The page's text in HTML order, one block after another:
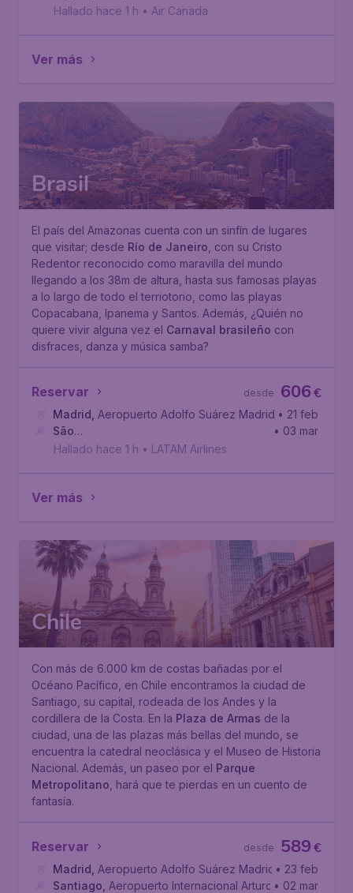
Hallado hace 1 h • Air Canada
Ver más
Brasil
El país del Amazonas cuenta con un sinfín de lugares
que visitar; desde Río de Janeiro , con su Cristo
Redentor reconocido como maravilla del mundo
llegando a los 38m de altura, hasta sus famosas playas
a lo largo de todo el terriotorio, como las playas
Copacabana, Ipanema y Santos. Además, ¿Quién no
quiere vivir alguna vez el Carnaval brasileño con
disfraces, danza y música samba?
Reservar €
606
desde
Madrid Aeropuerto Adolfo Suárez Madrid-Barajas
• 21 feb
São
Paulo, Aeropuerto Internacional de São Paulo-Guarulhos
• 03 mar
Hallado hace 1 h • LATAM Airlines
Ver más
Chile
Con más de 6.000 km de costas bañadas por el
Océano Pacífico, en Chile encontramos la ciudad de
Santiago, su capital, rodeada de los Andes y la
cordillera de la Costa. En la Plaza de Armas de la
ciudad, una de las plazas más bellas del mundo, se
encuentra la catedral neoclásica y el Museo de Historia
Nacional. Además, un paseo por el Parque
Metropolitano , hará que te pierdas en un cuento de
fantasía.
Reservar €
589
desde
Madrid Aeropuerto Adolfo Suárez Madrid-Barajas
• 23 feb
Santiago Aeropuerto Internacional Arturo Merino
• 02 mar